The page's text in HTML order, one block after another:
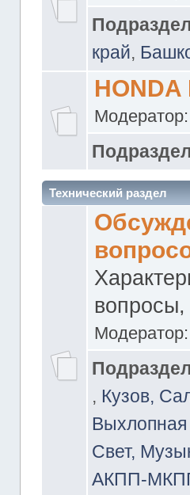
край,
Модератор:
Технический раздел
Модератор:
, Кузов,
Свет,
АКПП-